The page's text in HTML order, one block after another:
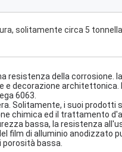
solitamente circa 5
resistenza della corrosione.
e decorazione architettonica.
6063.
Solitamente, i suoi prodotti
chimica ed il trattamento
bassa, la resistenza
film di alluminio anodizzato
bassa.